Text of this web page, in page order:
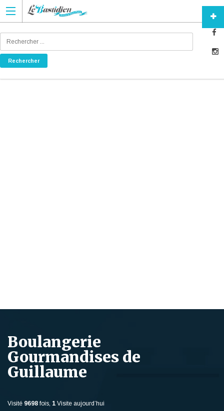
Boulangerie
Gourmandises de
Guillaume
Visité 9698 fois, 1 Visite aujourd’hui